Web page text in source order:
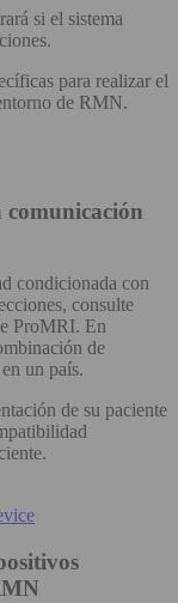
si el sistema
para realizar el
de RMN.
condicionada con
consulte
ProMRI. En
de
un país.
de su paciente